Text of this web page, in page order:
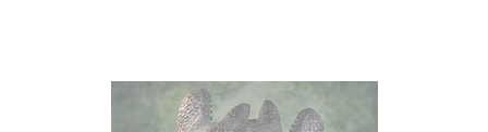
Busto Life Size Toothless
(Desdentado) Cómo entrenar a tu